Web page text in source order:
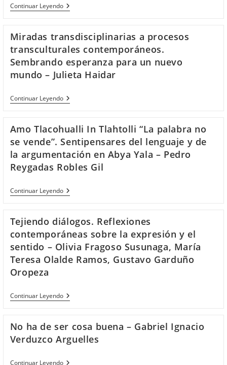
Continuar Leyendo«No
Será
Futuro»,
Un
Cuento
De
La
Isla
De
Samuel
Miradas transdisciplinarias a procesos
transculturales contemporáneos.
Sembrando esperanza para un nuevo
mundo – Julieta Haidar
Continuar LeyendoMiradas
Transdisciplinarias
Transculturales
Contemporáneos.
Sembrando
Esperanza
Para
Un
Mundo
–
Amo Tlacohualli In Tlahtolli “La palabra no
se vende”. Sentipensares del lenguaje y de
la argumentación en Abya Yala – Pedro
Reygadas Robles Gil
Continuar LeyendoAmo
Tlacohualli
“La
Palabra
No
Se
Vende”.
Sentipensares
De
La
Abya
Yala
–
Reygadas
Tejiendo diálogos. Reflexiones
contemporáneas sobre la expresión y el
sentido – Olivia Fragoso Susunaga, María
Teresa Olalde Ramos, Gustavo Garduño
Oropeza
Continuar LeyendoTejiendo
Diálogos.
Sobre
La
Expresión
El
No ha de ser cosa buena – Gabriel Ignacio
Verduzco Arguelles
Continuar LeyendoNo